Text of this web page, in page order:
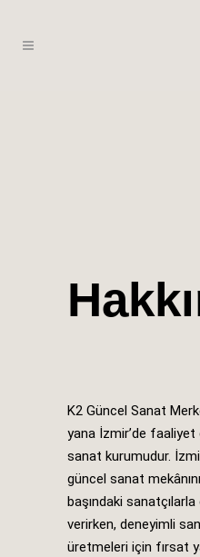
K2 Güncel Sanat
yana İzmir’de
sanat kurumudur.
güncel sanat
başındaki
verirken, deneyimli
üretmeleri için fırsat